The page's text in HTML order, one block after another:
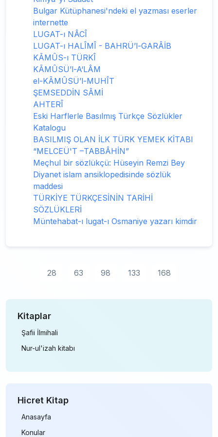
Bulgar Kütüphanesi'ndeki el yazması eserler
internette
LUGAT-ı NÂCÎ
LUGAT-ı HALÎMÎ - BAHRÜ’l-GARÂİB
KĀMÛS-ı TÜRKÎ
KĀMÛSÜ’l-A‘LÂM
el-KĀMÛSÜ’l-MUHÎT
ŞEMSEDDİN SÂMİ
AHTERÎ
Eski Harflerle Basılmış Türkçe Sözlükler
Katalogu
BASILMIŞ OLAN İLK TÜRK YEMEK KİTABI
“MELCEÜ'T –TABBÂHİN”
Meçhul bir sözlükçü: Hüseyin Remzi Bey
Diyanet islam ansiklopedisinde sözlük
maddesi
TÜRKİYE TÜRKÇESİNİN TARİHİ
SÖZLÜKLERİ
Müntehabat-ı lugat-ı Osmaniye yazarı kimdir
28 63 98 133 168
Kitaplar
Şafii İlmihali
Nur-ul'izah kitabı
Hicret Kitap
Anasayfa
Konular